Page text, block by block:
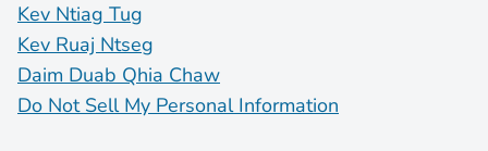
Kev Ntiag Tug
Kev Ruaj Ntseg
Daim Duab Qhia Chaw
Do Not Sell My Personal Information